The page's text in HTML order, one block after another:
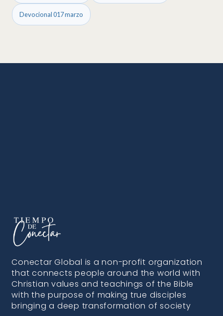
Devocional 017 marzo
Conectar Global is a non-profit organization
that connects people around the world with
Christian values and teachings of the Bible
with the purpose of making true disciples
bringing a deep transformation of society